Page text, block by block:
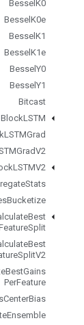
Bessel K0
Bessel K0e
Bessel K1
Bessel K1e
Bessel Y0
Bessel Y1
Bitcast
BlockLSTM
LSTMGrad
V2
LSTMV2
Stats
Bucketize
Best
Split
Best
SplitV2
BestGains
PerFeature
CenterBias
Ensemble